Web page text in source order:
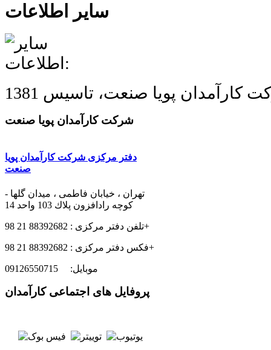
سایر اطلاعات
کارآمدان پویا صنعت، تاسیس 1381
شرکت کارآمدان پویا صنعت
دفتر مرکزی شرکت کارآمدان پویا
صنعت
تهران ، خیابان فاطمی ، ميدان گلها -
كوچه رادافزون پلاك 103 واحد 14
تلفن دفتر مرکزی : 88392682 21 98+
فکس دفتر مرکزی : 88392682 21 98+
موبایل: 09126550715
پروفایل های اجتماعی کارآمدان